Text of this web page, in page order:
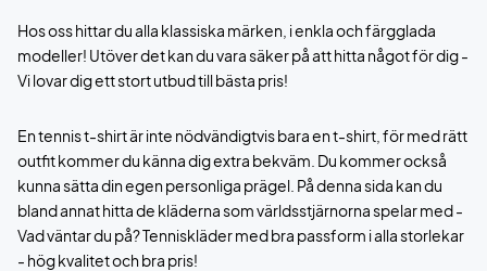
Hos oss hittar du alla klassiska märken, i enkla och färgglada
modeller! Utöver det kan du vara säker på att hitta något för dig -
Vi lovar dig ett stort utbud till bästa pris!
En tennis t-shirt är inte nödvändigtvis bara en t-shirt, för med rätt
outfit kommer du känna dig extra bekväm. Du kommer också
kunna sätta din egen personliga prägel. På denna sida kan du
bland annat hitta de kläderna som världsstjärnorna spelar med -
Vad väntar du på? Tenniskläder med bra passform i alla storlekar
- hög kvalitet och bra pris!